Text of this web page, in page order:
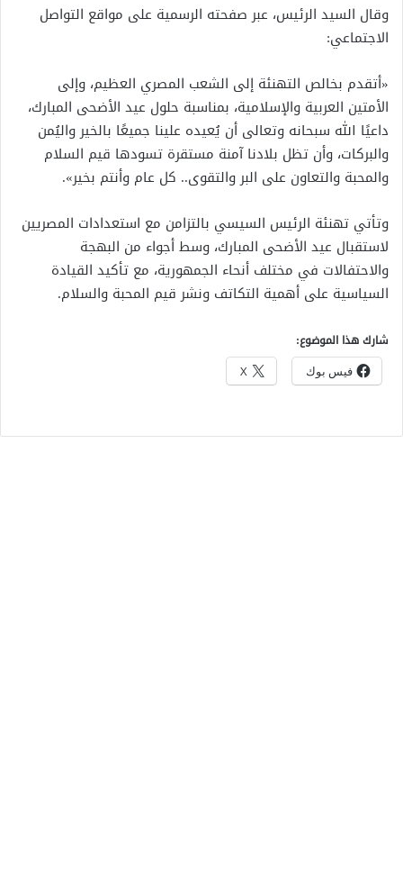
وقال السيد الرئيس، عبر صفحته الرسمية على مواقع التواصل
الاجتماعي:
«أتقدم بخالص التهنئة إلى الشعب المصري العظيم، وإلى
الأمتين العربية والإسلامية، بمناسبة حلول عيد الأضحى المبارك،
داعيًا الله سبحانه وتعالى أن يُعيده علينا جميعًا بالخير واليُمن
والبركات، وأن تظل بلادنا آمنة مستقرة تسودها قيم السلام
والمحبة والتعاون على البر والتقوى.. كل عام وأنتم بخير».
وتأتي تهنئة الرئيس السيسي بالتزامن مع استعدادات المصريين
لاستقبال عيد الأضحى المبارك، وسط أجواء من البهجة
والاحتفالات في مختلف أنحاء الجمهورية، مع تأكيد القيادة
السياسية على أهمية التكاتف ونشر قيم المحبة والسلام.
شارك هذا الموضوع:
فيس بوك X